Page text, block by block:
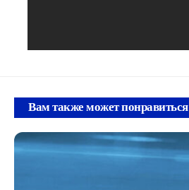
Вам также может понравиться